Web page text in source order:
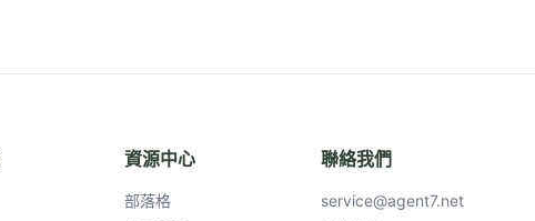
資源中心
部落格
聯絡我們
service@agent7.net